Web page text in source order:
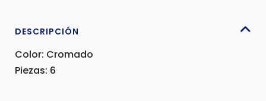
-
C863
cantidad
DESCRIPCIÓN
Color: Cromado
Piezas: 6